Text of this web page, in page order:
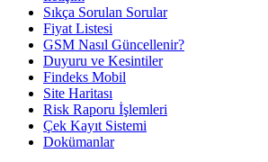
Sıkça Sorulan Sorular
Fiyat Listesi
GSM Nasıl Güncellenir?
Duyuru ve Kesintiler
Findeks Mobil
Site Haritası
Risk Raporu İşlemleri
Çek Kayıt Sistemi
Dokümanlar